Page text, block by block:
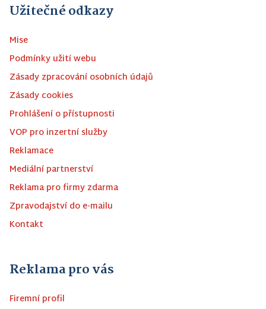
Užitečné odkazy
Mise
Podmínky užití webu
Zásady zpracování osobních údajů
Zásady cookies
Prohlášení o přístupnosti
VOP pro inzertní služby
Reklamace
Mediální partnerství
Reklama pro firmy zdarma
Zpravodajství do e-mailu
Kontakt
Reklama pro vás
Firemní profil